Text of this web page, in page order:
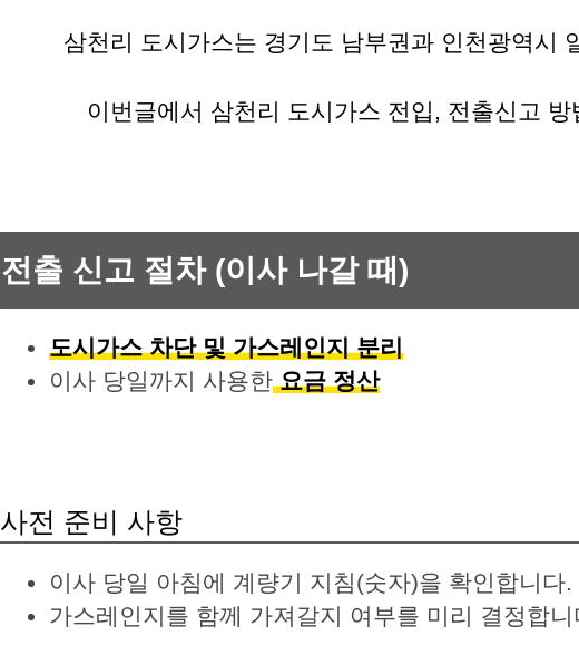
삼천리 도시가스는 경기도 남부권과 인천광역시
이번글에서 삼천리 도시가스 전입, 전출신고
전출 신고 절차 (이사 나갈 때)
도시가스 차단 및 가스레인지 분리
이사 당일까지 사용한요금 정산
사전 준비 사항
이사 당일 아침에 계량기 지침(숫자)을 확인합니다.
가스레인지를 함께 가져갈지 여부를 미리 결정합니